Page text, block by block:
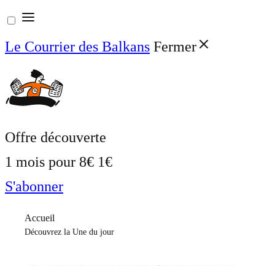
Aller
au
contenu
Le Courrier des Balkans Fermer
Offre découverte
1 mois pour 8€ 1€
S'abonner
Accueil
Découvrez la Une du jour